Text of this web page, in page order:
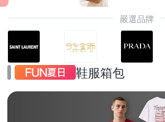
嚴選品牌
鞋服箱包